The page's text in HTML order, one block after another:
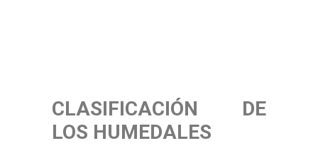
CLASIFICACIÓN DE
LOS HUMEDALES